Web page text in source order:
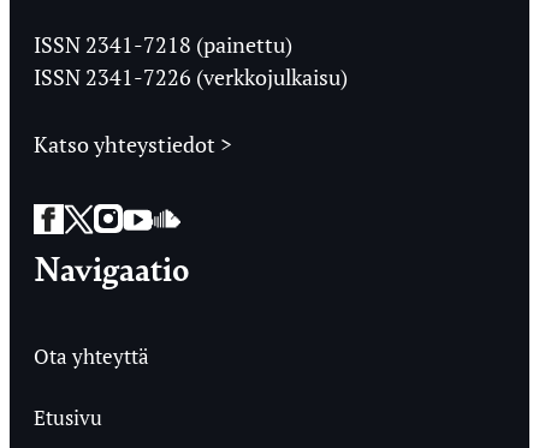
Ylioppilaslehti
ISSN 2341-7218 (painettu)
ISSN 2341-7226 (verkkojulkaisu)
Katso yhteystiedot >
Facebook
Twitter
Instagram
YouTube
SoundCloud
Navigaatio
Ota yhteyttä
Etusivu